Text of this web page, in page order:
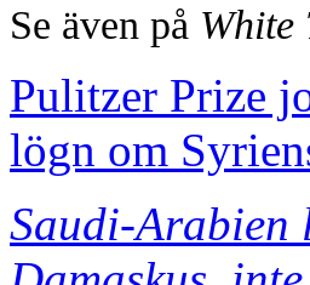
Se även på White
Pulitzer Prize
lögn om
Saudi-Arabien